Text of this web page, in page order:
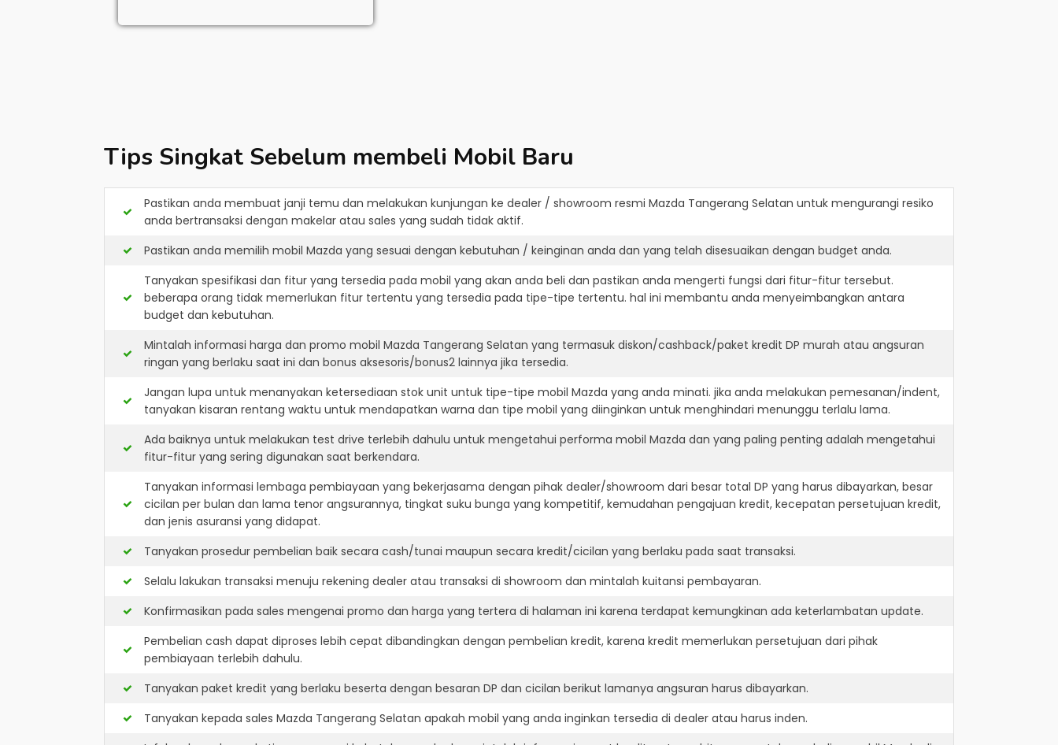
Tips Singkat Sebelum membeli Mobil Baru
Pastikan anda membuat janji temu dan melakukan kunjungan ke dealer / showroom resmi Mazda Tangerang Selatan untuk mengurangi resiko
anda bertransaksi dengan makelar atau sales yang sudah tidak aktif.
Pastikan anda memilih mobil Mazda yang sesuai dengan kebutuhan / keinginan anda dan yang telah disesuaikan dengan budget anda.
Tanyakan spesifikasi dan fitur yang tersedia pada mobil yang akan anda beli dan pastikan anda mengerti fungsi dari fitur-fitur tersebut.
beberapa orang tidak memerlukan fitur tertentu yang tersedia pada tipe-tipe tertentu. hal ini membantu anda menyeimbangkan antara
budget dan kebutuhan.
Mintalah informasi harga dan promo mobil Mazda Tangerang Selatan yang termasuk diskon/cashback/paket kredit DP murah atau angsuran
ringan yang berlaku saat ini dan bonus aksesoris/bonus2 lainnya jika tersedia.
Jangan lupa untuk menanyakan ketersediaan stok unit untuk tipe-tipe mobil Mazda yang anda minati. jika anda melakukan pemesanan/indent,
tanyakan kisaran rentang waktu untuk mendapatkan warna dan tipe mobil yang diinginkan untuk menghindari menunggu terlalu lama.
Ada baiknya untuk melakukan test drive terlebih dahulu untuk mengetahui performa mobil Mazda dan yang paling penting adalah mengetahui
fitur-fitur yang sering digunakan saat berkendara.
Tanyakan informasi lembaga pembiayaan yang bekerjasama dengan pihak dealer/showroom dari besar total DP yang harus dibayarkan, besar
cicilan per bulan dan lama tenor angsurannya, tingkat suku bunga yang kompetitif, kemudahan pengajuan kredit, kecepatan persetujuan kredit,
dan jenis asuransi yang didapat.
Tanyakan prosedur pembelian baik secara cash/tunai maupun secara kredit/cicilan yang berlaku pada saat transaksi.
Selalu lakukan transaksi menuju rekening dealer atau transaksi di showroom dan mintalah kuitansi pembayaran.
Konfirmasikan pada sales mengenai promo dan harga yang tertera di halaman ini karena terdapat kemungkinan ada keterlambatan update.
Pembelian cash dapat diproses lebih cepat dibandingkan dengan pembelian kredit, karena kredit memerlukan persetujuan dari pihak
pembiayaan terlebih dahulu.
Tanyakan paket kredit yang berlaku beserta dengan besaran DP dan cicilan berikut lamanya angsuran harus dibayarkan.
Tanyakan kepada sales Mazda Tangerang Selatan apakah mobil yang anda inginkan tersedia di dealer atau harus inden.